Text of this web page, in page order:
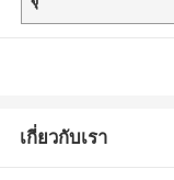
เกี่ยวกับเรา